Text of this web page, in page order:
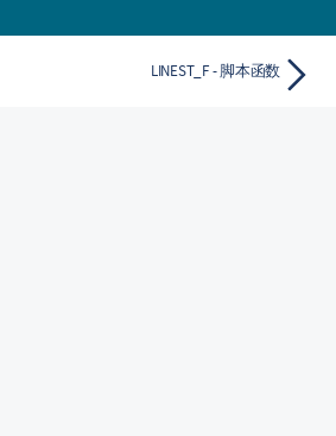
LINEST_F - 脚本函数